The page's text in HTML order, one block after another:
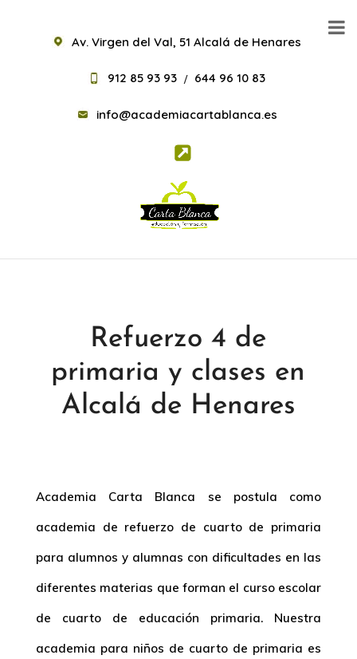
Av. Virgen del Val, 51 Alcalá de Henares
912 85 93 93 / 644 96 10 83
info@academiacartablanca.es
Refuerzo 4 de
primaria y clases en
Alcalá de Henares
Academia Carta Blanca se postula como
academia de refuerzo de cuarto de primaria
para alumnos y alumnas con dificultades en las
diferentes materias que forman el curso escolar
de cuarto de educación primaria. Nuestra
academia para niños de cuarto de primaria es